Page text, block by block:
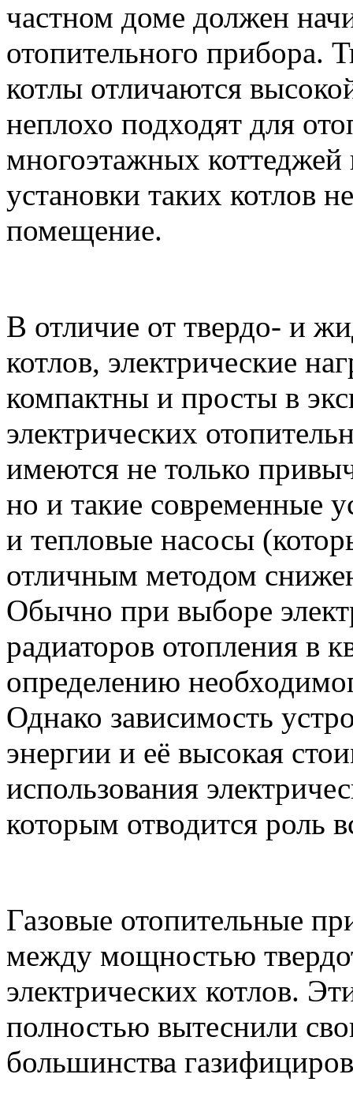
частном доме должен
отопительного прибора.
котлы отличаются
неплохо подходят для
многоэтажных
установки таких котлов
помещение.
В отличие от твердо- и
котлов, электрические
компактны и просты в
электрических
имеются не только
но и такие современные
и тепловые насосы
отличным методом
Обычно при выборе
радиаторов отопления в
определению
Однако зависимость
энергии и её высокая
использования
которым отводится роль
Газовые отопительные
между мощностью
электрических котлов.
полностью вытеснили
большинства